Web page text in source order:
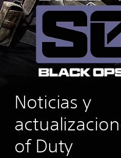
Noticias y
of Duty